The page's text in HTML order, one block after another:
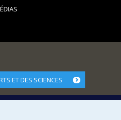
ET DES SCIENCES
et écoles